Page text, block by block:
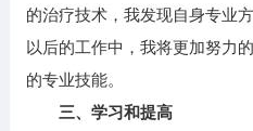
的治疗技术，我发现自身专业
以后的工作中，我将更加努力
的专业技能。
三、学习和提高